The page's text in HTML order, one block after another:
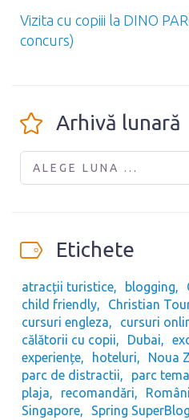
Vizita cu copiii la DINO
concurs)
Arhivă lunară
ALEGE LUNA ...
Etichete
atracții turistice blogging
child friendly
Christian
cursuri engleza
cursuri
călătorii cu copii
Dubai
experiențe
hoteluri Noua
parc de distractii
parc
plaja
recomandări
Singapore
Spring